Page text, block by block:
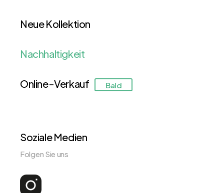
Neue Kollektion
Nachhaltigkeit
Online-Verkauf Bald
Soziale Medien
Folgen Sie uns